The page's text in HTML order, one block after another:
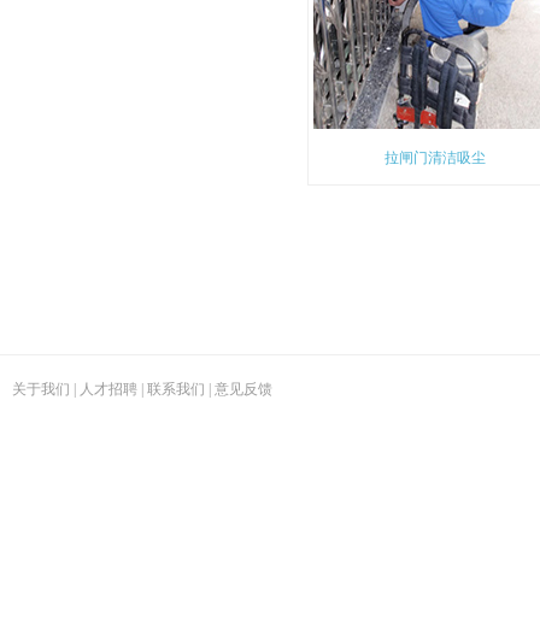
拉闸门清洁吸尘
关于我们 人才招聘 联系我们 意见反馈